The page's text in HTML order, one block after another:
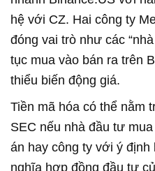
hệ với CZ. Hai công ty
đóng vai trò như các
tục mua vào bán ra trên
thiểu biến động giá.
Tiền mã hóa có thể nằm
SEC nếu nhà đầu tư
án hay công ty với ý
nghĩa hợp đồng đầu tư